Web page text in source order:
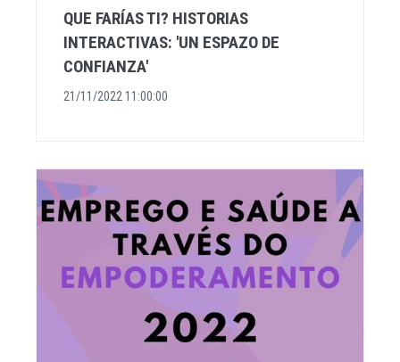
QUE FARÍAS TI? HISTORIAS
INTERACTIVAS: 'UN ESPAZO DE
CONFIANZA'
21/11/2022 11:00:00